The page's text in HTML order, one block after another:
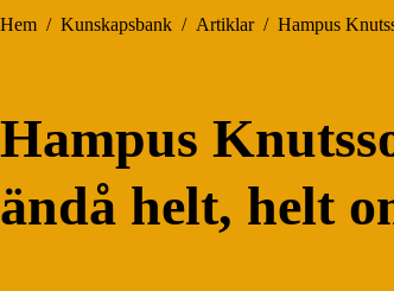
Hem / Kunskapsbank / Artiklar / Hampus
Hampus
ändå helt, helt